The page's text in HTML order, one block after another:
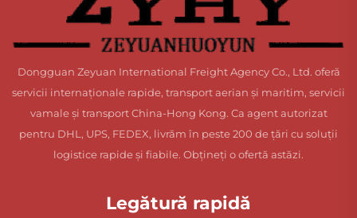
Dongguan Zeyuan International Freight Agency Co., Ltd. oferă
servicii internaționale rapide, transport aerian și maritim, servicii
vamale și transport China-Hong Kong. Ca agent autorizat
pentru DHL, UPS, FEDEX, livrăm în peste 200 de țări cu soluții
logistice rapide și fiabile. Obțineți o ofertă astăzi.
Legătură rapidă